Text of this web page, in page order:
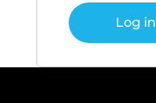
Log in